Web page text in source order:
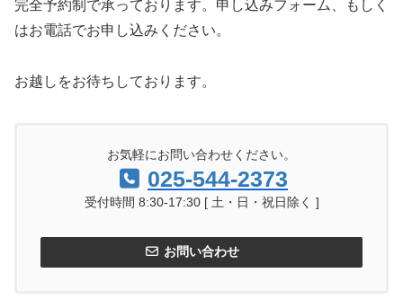
完全予約制で承っております。申し込みフォーム、もしく
はお電話でお申し込みください。
お越しをお待ちしております。
お気軽にお問い合わせください。
025-544-2373
受付時間 8:30-17:30 [ 土・日・祝日除く ]
お問い合わせ